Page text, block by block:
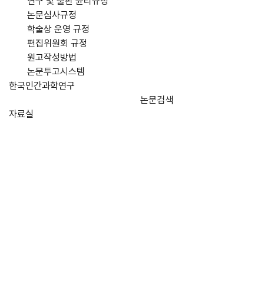
논문심사규정
학술상 운영 규정
편집위원회 규정
원고작성방법
논문투고시스템
한국인간과학연구
논문검색
자료실